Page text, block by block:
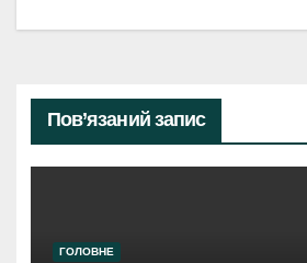
Пов’язаний запис
ГОЛОВНЕ